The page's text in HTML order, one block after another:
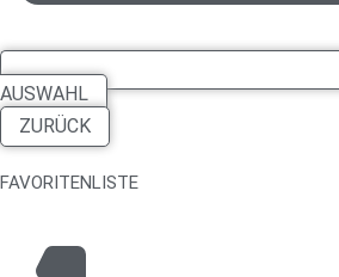
AUSWAHL
ZURÜCK
FAVORITENLISTE